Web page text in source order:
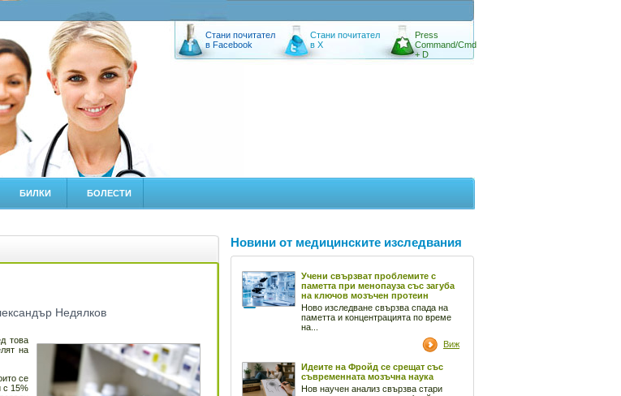
Стани почитател
в Facebook
Стани почитател
в X
Press
Command/Cmd
+ D
БИЛКИ БОЛЕСТИ
Недялков
това
на
се
с 15%
Новини от медицинските изследвания
Учени свързват проблемите с
паметта при менопауза със загуба
на ключов мозъчен протеин
Ново изследване свързва спада на
паметта и концентрацията по време
на...
Виж
Идеите на Фройд се срещат със
съвременната мозъчна наука
Нов научен анализ свързва стари